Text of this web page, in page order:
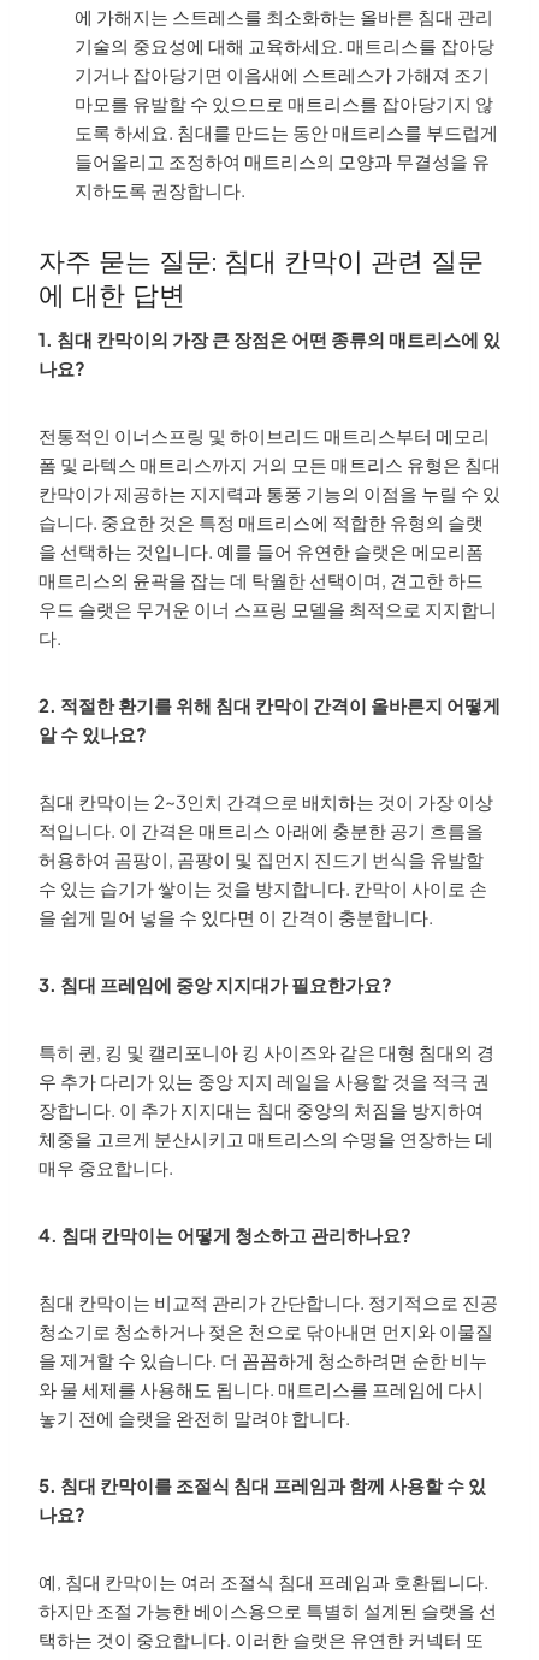
에 가해지는 스트레스를 최소화하는 올바른 침대 관리
기술의 중요성에 대해 교육하세요. 매트리스를 잡아당
기거나 잡아당기면 이음새에 스트레스가 가해져 조기
마모를 유발할 수 있으므로 매트리스를 잡아당기지 않
도록 하세요. 침대를 만드는 동안 매트리스를 부드럽게
들어올리고 조정하여 매트리스의 모양과 무결성을 유
지하도록 권장합니다.
자주 묻는 질문: 침대 칸막이 관련 질문
에 대한 답변
1. 침대 칸막이의 가장 큰 장점은 어떤 종류의 매트리스에 있
나요?
전통적인 이너스프링 및 하이브리드 매트리스부터 메모리
폼 및 라텍스 매트리스까지 거의 모든 매트리스 유형은 침대
칸막이가 제공하는 지지력과 통풍 기능의 이점을 누릴 수 있
습니다. 중요한 것은 특정 매트리스에 적합한 유형의 슬랫
을 선택하는 것입니다. 예를 들어 유연한 슬랫은 메모리폼
매트리스의 윤곽을 잡는 데 탁월한 선택이며, 견고한 하드
우드 슬랫은 무거운 이너 스프링 모델을 최적으로 지지합니
다.
2. 적절한 환기를 위해 침대 칸막이 간격이 올바른지 어떻게
알 수 있나요?
침대 칸막이는 2~3인치 간격으로 배치하는 것이 가장 이상
적입니다. 이 간격은 매트리스 아래에 충분한 공기 흐름을
허용하여 곰팡이, 곰팡이 및 집먼지 진드기 번식을 유발할
수 있는 습기가 쌓이는 것을 방지합니다. 칸막이 사이로 손
을 쉽게 밀어 넣을 수 있다면 이 간격이 충분합니다.
3. 침대 프레임에 중앙 지지대가 필요한가요?
특히 퀸, 킹 및 캘리포니아 킹 사이즈와 같은 대형 침대의 경
우 추가 다리가 있는 중앙 지지 레일을 사용할 것을 적극 권
장합니다. 이 추가 지지대는 침대 중앙의 처짐을 방지하여
체중을 고르게 분산시키고 매트리스의 수명을 연장하는 데
매우 중요합니다.
4. 침대 칸막이는 어떻게 청소하고 관리하나요?
침대 칸막이는 비교적 관리가 간단합니다. 정기적으로 진공
청소기로 청소하거나 젖은 천으로 닦아내면 먼지와 이물질
을 제거할 수 있습니다. 더 꼼꼼하게 청소하려면 순한 비누
와 물 세제를 사용해도 됩니다. 매트리스를 프레임에 다시
놓기 전에 슬랫을 완전히 말려야 합니다.
5. 침대 칸막이를 조절식 침대 프레임과 함께 사용할 수 있
나요?
예, 침대 칸막이는 여러 조절식 침대 프레임과 호환됩니다.
하지만 조절 가능한 베이스용으로 특별히 설계된 슬랫을 선
택하는 것이 중요합니다. 이러한 슬랫은 유연한 커넥터 또